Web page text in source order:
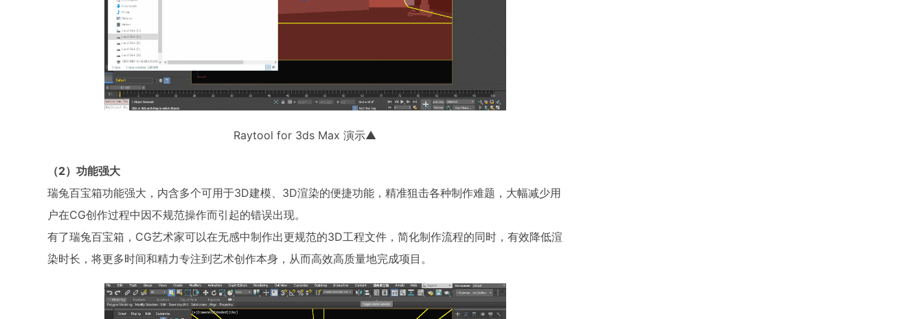
Raytool for 3ds Max 演示▲
（2）功能强大
瑞兔百宝箱功能强大，内含多个可用于3D建模、3D渲染的便捷功能，精准狙击各种制作难题，大幅减少用
户在CG创作过程中因不规范操作而引起的错误出现。
有了瑞兔百宝箱，CG艺术家可以在无感中制作出更规范的3D工程文件，简化制作流程的同时，有效降低渲
染时长，将更多时间和精力专注到艺术创作本身，从而高效高质量地完成项目。